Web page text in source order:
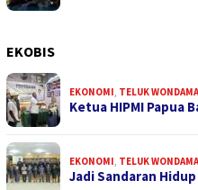
EKOBIS
EKONOMI, TELUK WONDAMA
Ketua HIPMI Papua
EKONOMI, TELUK WONDAMA
Jadi Sandaran